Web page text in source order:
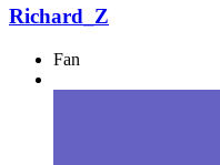
Richard_Z
Fan